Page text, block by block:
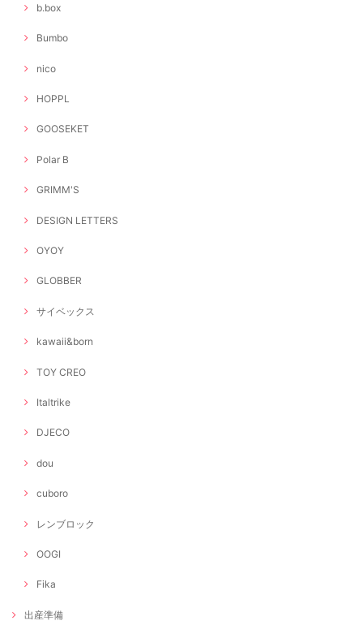
b.box
Bumbo
nico
HOPPL
GOOSEKET
Polar B
GRIMM'S
DESIGN LETTERS
OYOY
GLOBBER
サイベックス
kawaii&born
TOY CREO
Italtrike
DJECO
dou
cuboro
レンブロック
OOGI
Fika
出産準備